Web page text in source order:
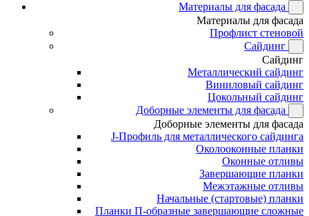
Материалы для фасада
Материалы для фасада
Профлист стеновой
Сайдинг
Сайдинг
Металлический сайдинг
Виниловый сайдинг
Цокольный сайдинг
Доборные элементы для фасада
Доборные элементы для фасада
J-Профиль для металлического сайдинга
Околооконные планки
Оконные отливы
Завершающие планки
Межэтажные отливы
Начальные (стартовые) планки
Планки П-образные завершающие сложные